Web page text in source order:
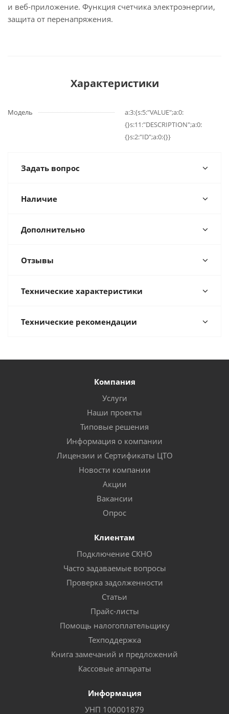
и веб-приложение. Функция счетчика электроэнергии,
защита от перенапряжения.
Характеристики
Модель
a:3:{s:5:"VALUE";a:0:
{}s:11:"DESCRIPTION";a:0:
{}s:2:"ID";a:0:{}}
Задать вопрос
Наличие
Дополнительно
Отзывы
Технические характеристики
Технические рекомендации
Компания
Услуги
Наши проекты
Типовые решения
Информация о компании
Лицензии и Сертификаты ЦТО
Новости компании
Акции
Вакансии
Опрос
Клиентам
Подключение СКНО
Часто задаваемые вопросы
Проверка задолженности
Статьи
Прайс-листы
Помощь налогоплательщику
Техподдержка
Книга замечаний и предложений
Кассовые аппараты
Информация
УНП 100001879